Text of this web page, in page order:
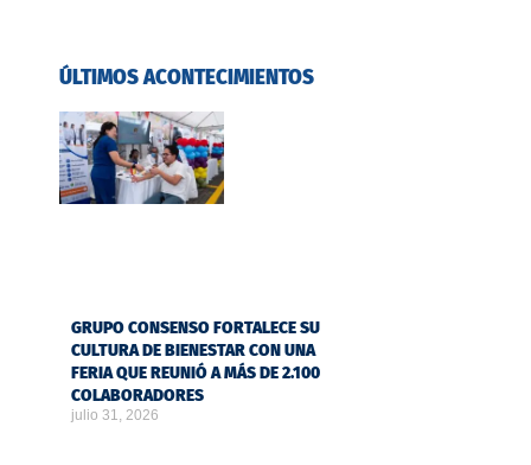
ÚLTIMOS ACONTECIMIENTOS
GRUPO CONSENSO FORTALECE SU
CULTURA DE BIENESTAR CON UNA
FERIA QUE REUNIÓ A MÁS DE 2.100
COLABORADORES
julio 31, 2026